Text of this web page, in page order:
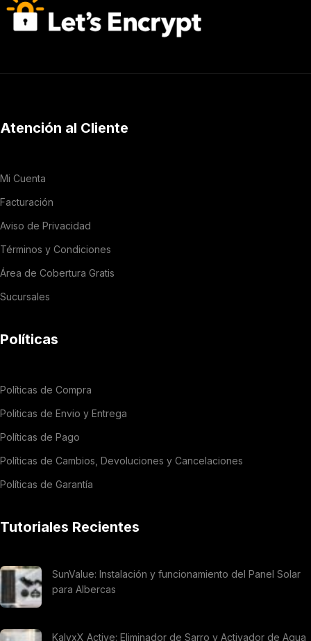
Atención al Cliente
Mi Cuenta
Facturación
Aviso de Privacidad
Términos y Condiciones
Área de Cobertura Gratis
Sucursales
Políticas
Políticas de Compra
Politicas de Envio y Entrega
Políticas de Pago
Políticas de Cambios, Devoluciones y Cancelaciones
Políticas de Garantía
Tutoriales Recientes
SunValue: Instalación y funcionamiento del Panel Solar
para Albercas
KalyxX Active: Eliminador de Sarro y Activador de Agua